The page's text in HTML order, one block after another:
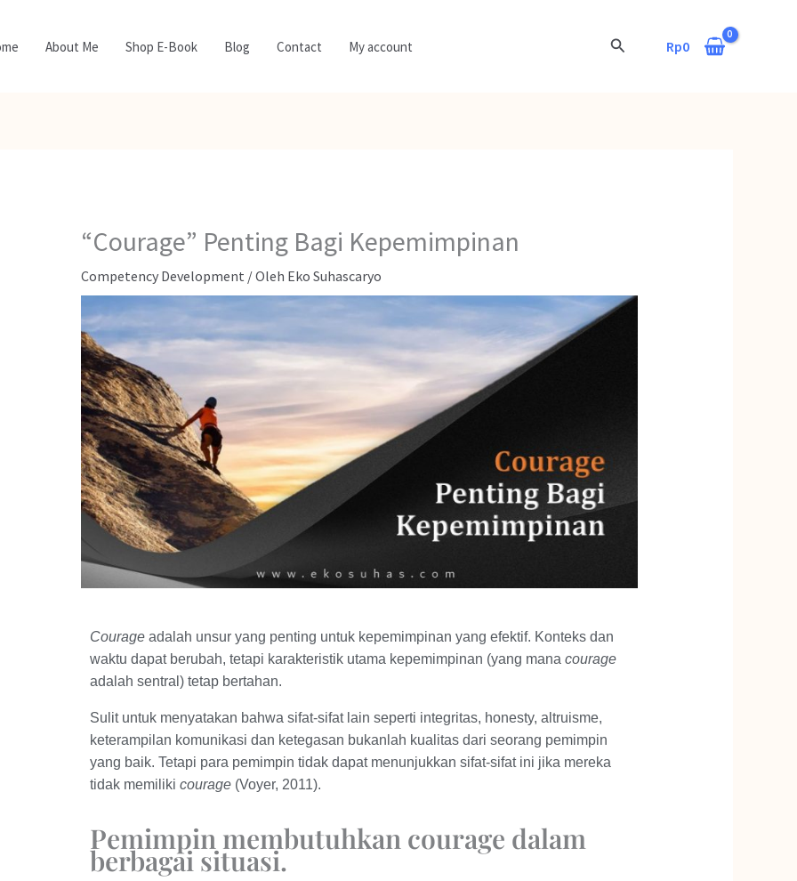
About Me Shop E-Book Blog Contact My account Cari Rp0
“Courage” Penting Bagi Kepemimpinan
Competency Development / Oleh Eko Suhascaryo
Courageadalah unsur yang penting untuk kepemimpinan yang efektif. Konteks dan
waktu dapat berubah, tetapi karakteristik utama kepemimpinan (yang mana courage
adalah sentral) tetap bertahan.
Sulit untuk menyatakan bahwa sifat-sifat lain seperti integritas, honesty, altruisme,
keterampilan komunikasi dan ketegasan bukanlah kualitas dari seorang pemimpin
yang baik. Tetapi para pemimpin tidak dapat menunjukkan sifat-sifat ini jika mereka
tidak memiliki courage(Voyer, 2011).
Pemimpin membutuhkan courage dalam
berbagai situasi.